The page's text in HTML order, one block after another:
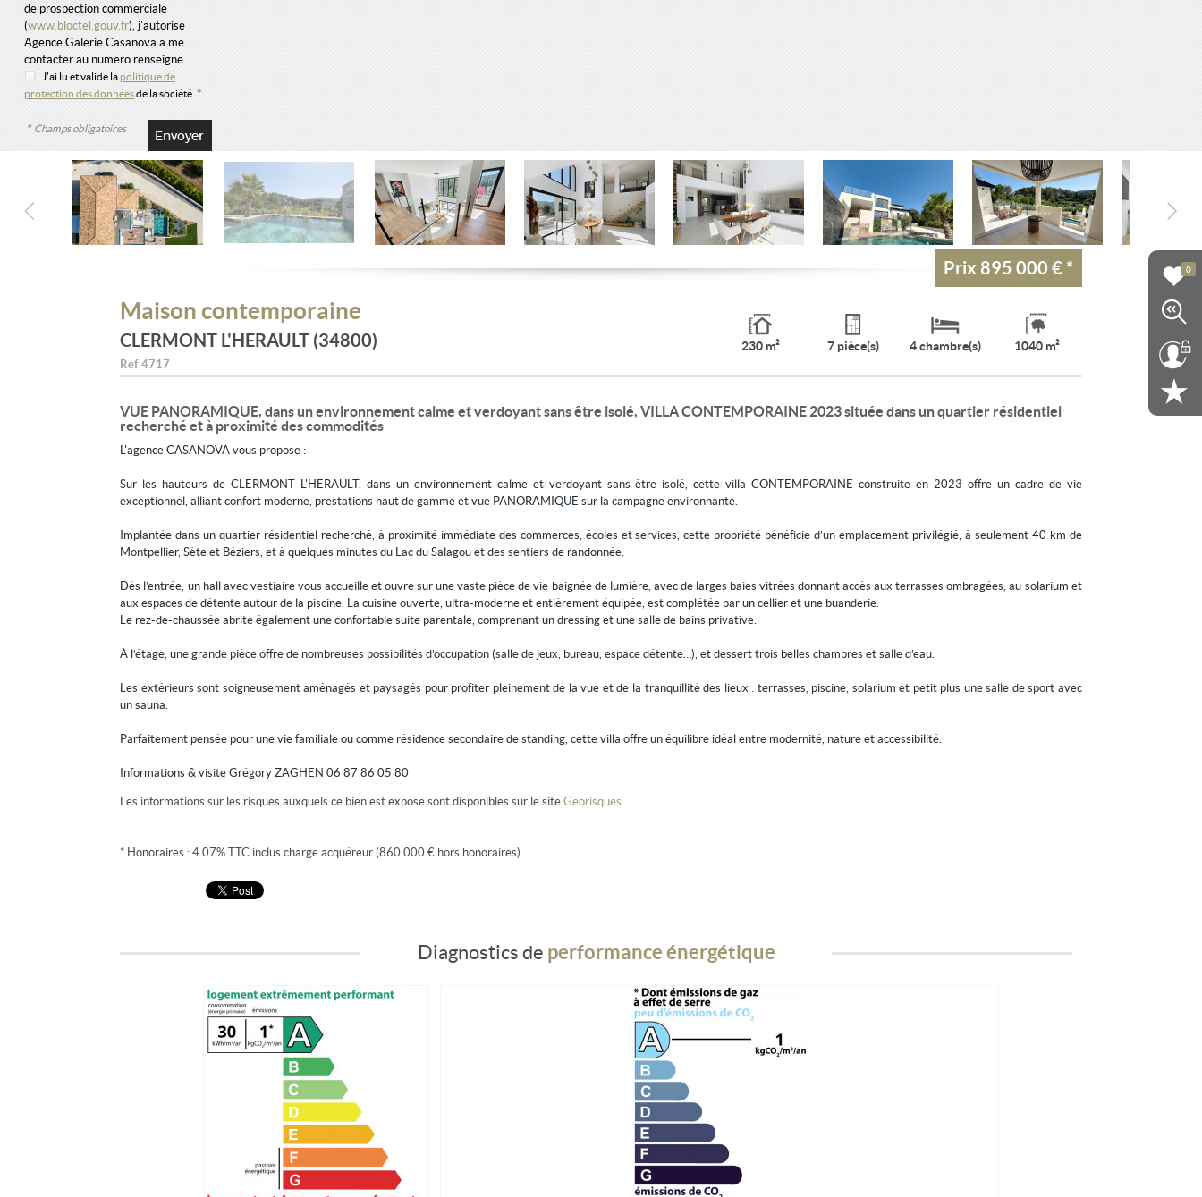
0
de prospection commerciale
(www.bloctel.gouv.fr), j'autorise
Agence Galerie Casanova à me
contacter au numéro renseigné.
J'ai lu et valide la politique de
protection des donnéesde la société. *
* Champs obligatoires
Prix 895 000 € *
Maison contemporaine
CLERMONT L'HERAULT (34800)
Ref 4717
230 m² 7 pièce(s) 4 chambre(s) 1040 m²
VUE PANORAMIQUE, dans un environnement calme et verdoyant sans être isolé, VILLA CONTEMPORAINE 2023 située dans un quartier résidentiel
recherché et à proximité des commodités
L'agence CASANOVA vous propose :
Sur les hauteurs de CLERMONT L'HERAULT, dans un environnement calme et verdoyant sans être isolé, cette villa CONTEMPORAINE construite en 2023 offre un cadre de vie
exceptionnel, alliant confort moderne, prestations haut de gamme et vue PANORAMIQUE sur la campagne environnante.
Implantée dans un quartier résidentiel recherché, à proximité immédiate des commerces, écoles et services, cette propriété bénéficie d’un emplacement privilégié, à seulement 40 km de
Montpellier, Sète et Béziers, et à quelques minutes du Lac du Salagou et des sentiers de randonnée.
Dès l’entrée, un hall avec vestiaire vous accueille et ouvre sur une vaste pièce de vie baignée de lumière, avec de larges baies vitrées donnant accès aux terrasses ombragées, au solarium et
aux espaces de détente autour de la piscine. La cuisine ouverte, ultra-moderne et entièrement équipée, est complétée par un cellier et une buanderie.
Le rez-de-chaussée abrite également une confortable suite parentale, comprenant un dressing et une salle de bains privative.
À l’étage, une grande pièce offre de nombreuses possibilités d’occupation (salle de jeux, bureau, espace détente…), et dessert trois belles chambres et salle d’eau.
Les extérieurs sont soigneusement aménagés et paysagés pour profiter pleinement de la vue et de la tranquillité des lieux : terrasses, piscine, solarium et petit plus une salle de sport avec
un sauna.
Parfaitement pensée pour une vie familiale ou comme résidence secondaire de standing, cette villa offre un équilibre idéal entre modernité, nature et accessibilité.
Informations & visite Grégory ZAGHEN 06 87 86 05 80
Les informations sur les risques auxquels ce bien est exposé sont disponibles sur le siteGéorisques
* Honoraires : 4.07% TTC inclus charge acquéreur (860 000 € hors honoraires).
Diagnostics de performance énergétique